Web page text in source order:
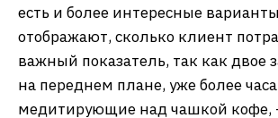
есть и более интересные
отображают, сколько клиент
важный показатель, так как двое
на переднем плане, уже более часа
медитирующие над чашкой кофе,